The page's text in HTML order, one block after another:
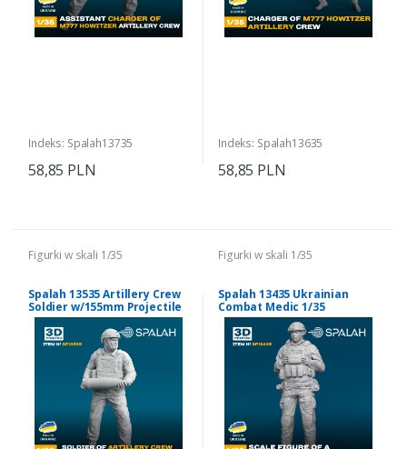
Indeks: Spalah13735
58,85 PLN
Indeks: Spalah13635
58,85 PLN
Figurki w skali 1/35
Spalah 13535 Artillery Crew
Soldier w/155mm Projectile
1/35
Figurki w skali 1/35
Spalah 13435 Ukrainian
Combat Medic 1/35